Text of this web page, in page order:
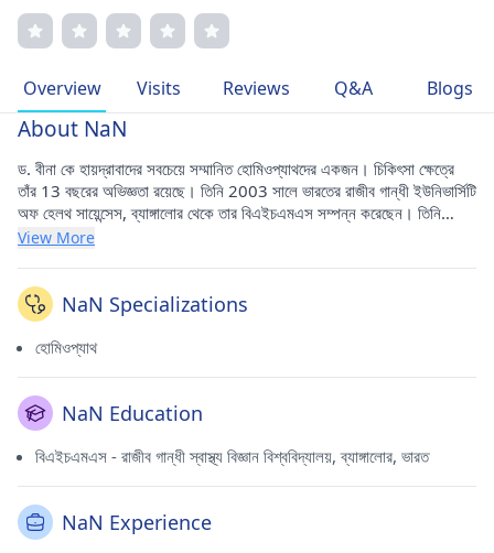
Overview Visits Reviews Q&A Blogs
About NaN
ড. বীনা কে হায়দ্রাবাদের সবচেয়ে সম্মানিত হোমিওপ্যাথদের একজন। চিকিৎসা ক্ষেত্রে
তাঁর 13 বছরের অভিজ্ঞতা রয়েছে। তিনি 2003 সালে ভারতের রাজীব গান্ধী ইউনিভার্সিটি
অফ হেলথ সায়েন্সেস, ব্যাঙ্গালোর থেকে তার বিএইচএমএস সম্পন্ন করেছেন। তিনি
রামান্থপুরে (হায়দরাবাদ) হিলিং টাচ হোমিওপ্যাথিতে তার ঔষধের অনুশীলন করেন।
View More
NaN Specializations
হোমিওপ্যাথ
NaN Education
বিএইচএমএস - রাজীব গান্ধী স্বাস্থ্য বিজ্ঞান বিশ্ববিদ্যালয়, ব্যাঙ্গালোর, ভারত
NaN Experience